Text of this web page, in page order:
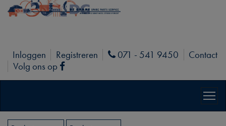
Inloggen Registreren Phone
071 - 541 9450
Contact
Volg ons op
Facebook